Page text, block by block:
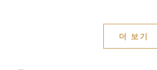
더 보기